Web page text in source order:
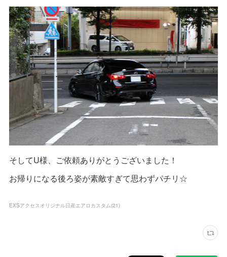
そしてU様、ご依頼ありがとうございました！
お帰りになる後ろ姿が素敵すぎて思わずパチリ☆
EXSアクセスオリジナル日産エアロカスタム(21)